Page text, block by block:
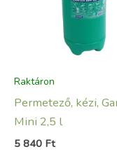
Raktáron
Permetező, kézi,
Mini 2,5 l
5 840 Ft